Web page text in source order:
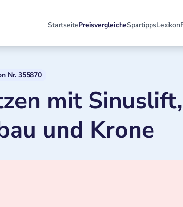
StartseitePreisvergleicheSpartippsLexikon
Nr. 355870
mit Sinuslift,
und Krone